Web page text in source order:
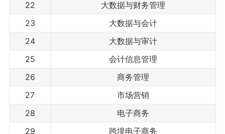
22
大数据与财务管理
23
大数据与会计
24
大数据与审计
25
会计信息管理
26
商务管理
27
市场营销
28
电子商务
29
跨境电子商务